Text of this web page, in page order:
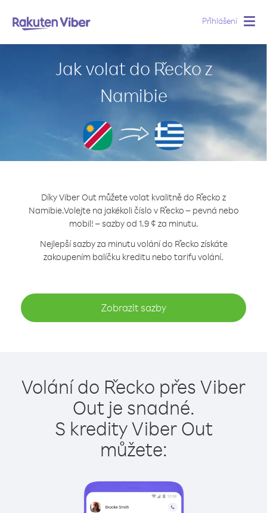
Přihlášení
Jak volat do Řecko z
Namibie
Díky Viber Out můžete volat kvalitně do Řecko z
Namibie.Volejte na jakékoli číslo v Řecko – pevná nebo
mobil! – sazby od 1.9 ¢ za minutu.
Nejlepší sazby za minutu volání do Řecko získáte
zakoupením balíčku kreditu nebo tarifu volání.
Zobrazit sazby
Volání do Řecko přes Viber
Out je snadné.
S kredity Viber Out
můžete: